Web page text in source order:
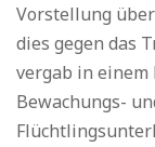
Vorstellung
dies gegen das
vergab in einem
Bewachungs-